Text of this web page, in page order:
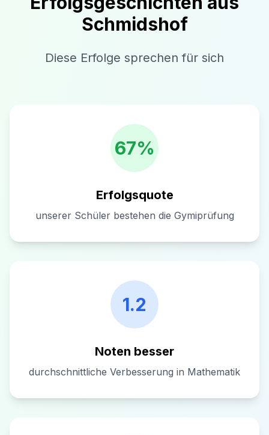
Schmidshof
Diese Erfolge sprechen für sich
67%
Erfolgsquote
unserer Schüler bestehen die Gymiprüfung
1.2
Noten besser
durchschnittliche Verbesserung in Mathematik